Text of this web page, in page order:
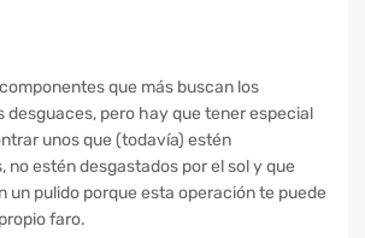
que más buscan los
desguaces, pero hay que tener especial
unos que (todavía) estén
no estén desgastados por el sol y que
un pulido porque esta operación te puede
faro.